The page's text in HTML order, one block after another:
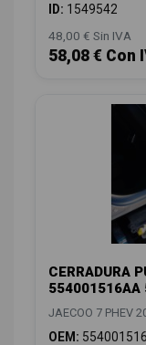
ID: 1549542
48,00 € Sin IVA
58,08 € Con
CERRADURA
554001516AA
JAECOO 7 PHEV
OEM: